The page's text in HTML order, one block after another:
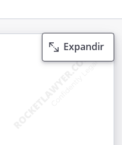
Expandir